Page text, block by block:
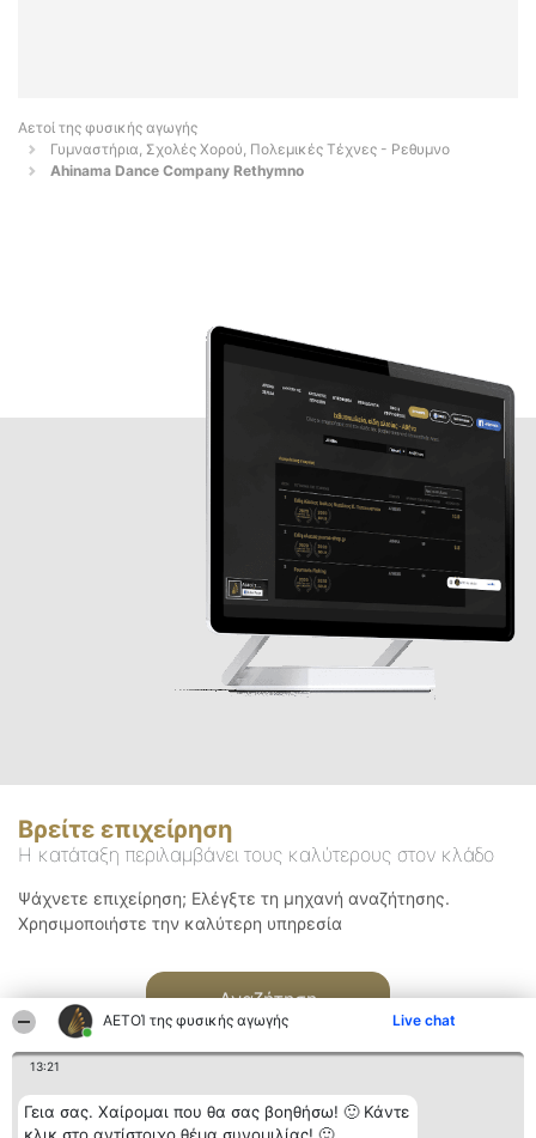
ΑΕΤΟΊ της φυσικής αγωγής Live chat
13:21
Γεια σας. Χαίρομαι που θα σας βοηθήσω! 🙂 Κάντε
Αετοί της φυσικής αγωγής
Γυμναστήρια, Σχολές Χορού, Πολεμικές Τέχνες - Ρεθυμνο
Ahinama Dance Company Rethymno
Βρείτε επιχείρηση
Η κατάταξη περιλαμβάνει τους καλύτερους στον κλάδο
Ψάχνετε επιχείρηση; Ελέγξτε τη μηχανή αναζήτησης.
Χρησιμοποιήστε την καλύτερη υπηρεσία
Αναζήτηση